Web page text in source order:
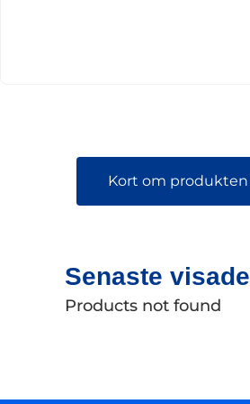
Kort om produkten
Senaste visade
Products not found